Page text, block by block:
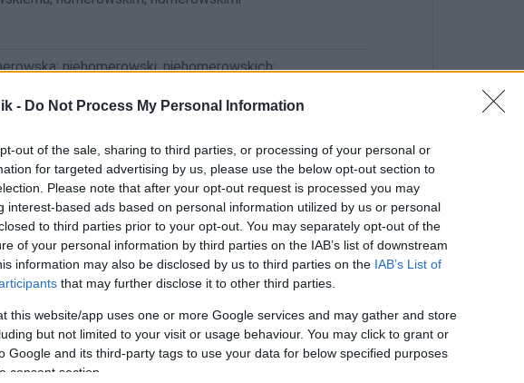
- Do Not Process My Personal Information
out of the sale, sharing to third parties, or processing of your personal or
for targeted advertising by us, please use the below opt-out section to
Please note that after your opt-out request is processed you may
interest-based ads based on personal information utilized by us or personal
to third parties prior to your opt-out. You may separately opt-out of the
of your personal information by third parties on the IAB’s list of downstream
information may also be disclosed by us to third parties on the IAB’s List of
that may further disclose it to other third parties.
this website/app uses one or more Google services and may gather and store
but not limited to your visit or usage behaviour. You may click to grant or
Google and its third-party tags to use your data for below specified purposes
consent section.
niehomerowski; niehomerowskich;
niehomerowskiemu; niehomerowskim;
komentarzami)
typu